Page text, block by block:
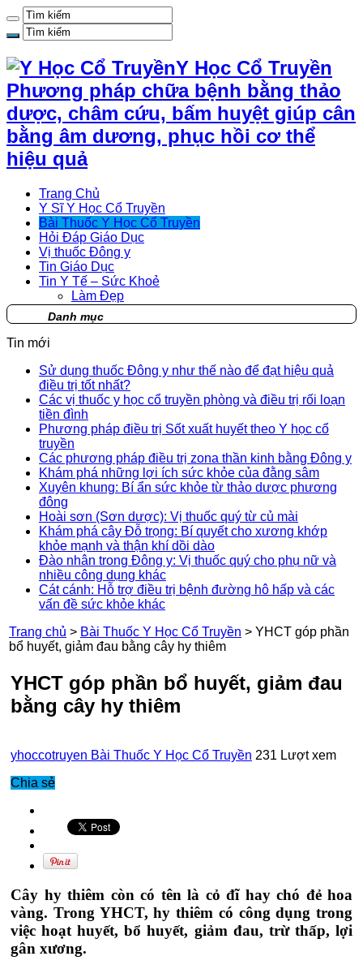
Y Học Cổ Truyền
Phương pháp chữa bệnh bằng thảo
dược, châm cứu, bấm huyệt giúp cân
bằng âm dương, phục hồi cơ thể
hiệu quả
Trang Chủ
Y Sĩ Y Học Cổ Truyền
Bài Thuốc Y Học Cổ Truyền
Hỏi Đáp Giáo Dục
Vị thuốc Đông y
Tin Giáo Dục
Tin Y Tế – Sức Khoẻ
Làm Đẹp
Danh mục
Tin mới
Sử dụng thuốc Đông y như thế nào để đạt hiệu quả
điều trị tốt nhất?
Các vị thuốc y học cổ truyền phòng và điều trị rối loạn
tiền đình
Phương pháp điều trị Sốt xuất huyết theo Y học cổ
truyền
Các phương pháp điều trị zona thần kinh bằng Đông y
Khám phá những lợi ích sức khỏe của đằng sâm
Xuyên khung: Bí ẩn sức khỏe từ thảo dược phương
đông
Hoài sơn (Sơn dược): Vị thuốc quý từ củ mài
Khám phá cây Đỗ trọng: Bí quyết cho xương khớp
khỏe mạnh và thận khí dồi dào
Đào nhân trong Đông y: Vị thuốc quý cho phụ nữ và
nhiều công dụng khác
Cát cánh: Hỗ trợ điều trị bệnh đường hô hấp và các
vấn đề sức khỏe khác
Trang chủ > Bài Thuốc Y Học Cổ Truyền > YHCT góp phần
bổ huyết, giảm đau bằng cây hy thiêm
YHCT góp phần bổ huyết, giảm đau
bằng cây hy thiêm
yhoccotruyen Bài Thuốc Y Học Cổ Truyền 231 Lượt xem
Chia sẻ
Cây hy thiêm còn có tên là cỏ đĩ hay chó đẻ hoa
vàng. Trong YHCT, hy thiêm có công dụng trong
việc hoạt huyết, bổ huyết, giảm đau, trừ thấp, lợi
gân xương.